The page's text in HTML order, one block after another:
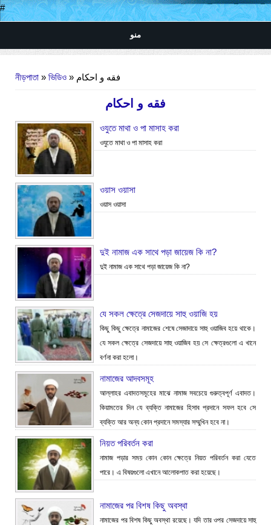
#
منو
নীড়পাতা » ভিডিও » فقه و احکام
فقه و احکام
ওযুতে মাথা ও পা মাসাহ করা
ওযুতে মাথা ও পা মাসাহ করা
ওয়াস ওয়াসা
ওয়াস ওয়াসা
দুই নামাজ এক সাথে পড়া জায়েজ কি না?
দুই নামাজ এক সাথে পড়া জায়েজ কি না?
যে সকল ক্ষেত্রে সেজদায়ে সাহু ওয়াজি হয়
কিছু কিছু ক্ষেত্রে নামাজের শেষে সেজাদায়ে সাহু ওয়াজিব হয়ে থাকে।
যে সকল ক্ষেত্রে সেজদায়ে সাহু ওয়াজিব হয় সে ক্ষেত্রগুলো এ খানে
বর্ণনা করা হলো।
নামাজের আদবসমূহ
আল্লাহর এবাদতসমূহের মাঝে নামাজ সবচেয়ে গুরুত্বপূর্ণ এবাদত।
কিয়ামতের দিন যে ব্যক্তি নামাজের হিসাব প্রদানে সফল হবে সে
ব্যক্তি আর অন্য কোন প্রদানে সমস্যার সম্মুখিন হবে না।
নিয়ত পরিবর্তন করা
নামাজ পড়ার সময় কোন কোন ক্ষেত্রে নিয়ত পরিবর্তন করা যেতে
পারে। এ বিষয়গুলো এখানে আলোকপাত করা হয়েছে।
নামাজের পর বিশষ কিছু অবস্থা
নামাজের পর বিশষ কিছু অবস্থা রয়েছে। যদি তার ওপর সেজদায়ে সাহু